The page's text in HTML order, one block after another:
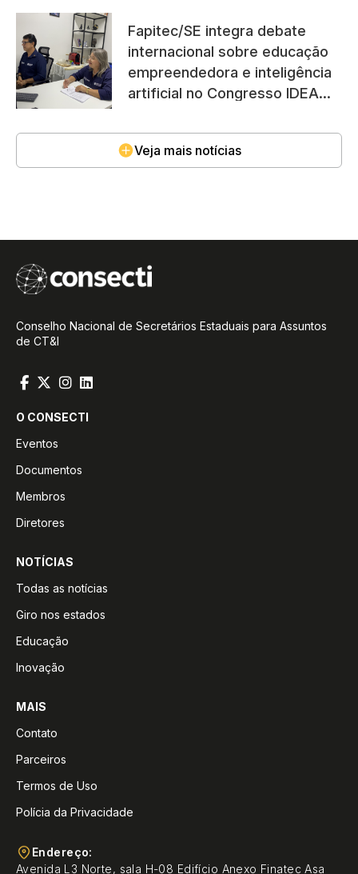
Fapitec/SE integra debate
internacional sobre educação
empreendedora e inteligência
artificial no Congresso IDEA
Veja mais notícias
Conselho Nacional de Secretários Estaduais para Assuntos
de CT&I
O CONSECTI
Eventos
Documentos
Membros
Diretores
NOTÍCIAS
Todas as notícias
Giro nos estados
Educação
Inovação
MAIS
Contato
Parceiros
Termos de Uso
Polícia da Privacidade
Endereço:
Avenida L3 Norte, sala H-08 Edifício Anexo Finatec Asa